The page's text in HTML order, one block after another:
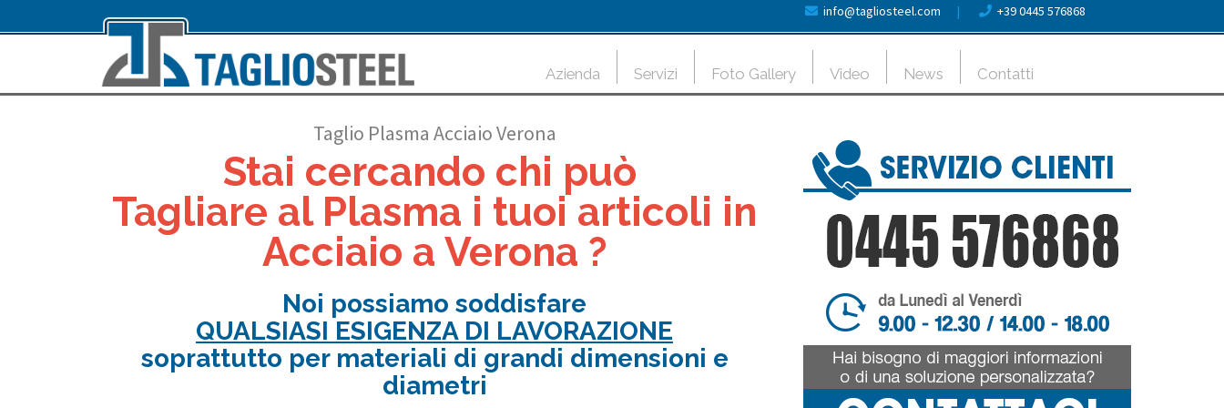
info@tagliosteel.com | +39 0445 576868
Azienda Servizi Foto Gallery Video News Contatti
Taglio Plasma Acciaio Verona
Stai cercando chi può
Tagliare al Plasma i tuoi articoli in
Acciaio a Verona ?
Noi possiamo soddisfare
QUALSIASI ESIGENZA DI LAVORAZIONE
soprattutto per materiali di grandi dimensioni e
diametri